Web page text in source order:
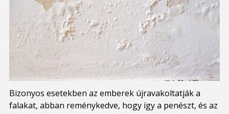
Bizonyos esetekben az emberek újravakoltatják a
falakat, abban reménykedve, hogy így a penészt, és az